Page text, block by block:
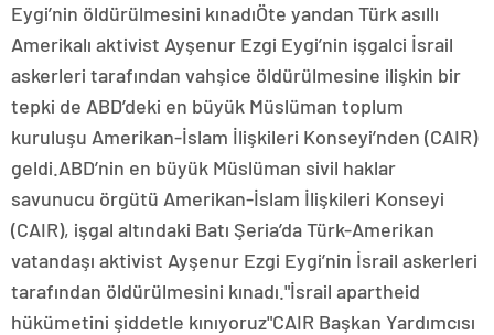
Eygi’nin öldürülmesini kınadıÖte yandan Türk asıllı
Amerikalı aktivist Ayşenur Ezgi Eygi’nin işgalci İsrail
askerleri tarafından vahşice öldürülmesine ilişkin bir
tepki de ABD’deki en büyük Müslüman toplum
kuruluşu Amerikan-İslam İlişkileri Konseyi’nden (CAIR)
geldi.ABD’nin en büyük Müslüman sivil haklar
savunucu örgütü Amerikan-İslam İlişkileri Konseyi
(CAIR), işgal altındaki Batı Şeria’da Türk-Amerikan
vatandaşı aktivist Ayşenur Ezgi Eygi’nin İsrail askerleri
tarafından öldürülmesini kınadı."İsrail apartheid
hükümetini şiddetle kınıyoruz"CAIR Başkan Yardımcısı